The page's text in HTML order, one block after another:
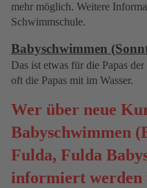
mehr möglich. Weitere
Schwimmschule.
Babyschwimmen
Das ist etwas für die Papas
oft die Papas mit im Wasser.
Wer über neue
Babyschwimmen
Fulda, Fulda
informiert werden